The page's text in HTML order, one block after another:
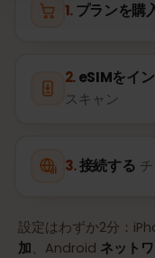
プランを購
eSIMをイ
スキャン
接続する
設定はわずか2分：
加、Android ネット